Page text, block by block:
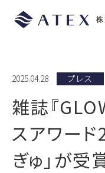
2025.04.28 プレス
雑誌『
スアワード
ぎゅ」が受